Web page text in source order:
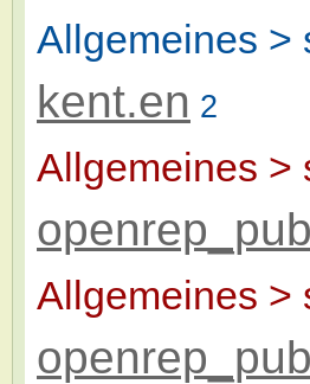
Allgemeines >
kent.en 2
Allgemeines >
openrep_pub
Allgemeines >
openrep_pub